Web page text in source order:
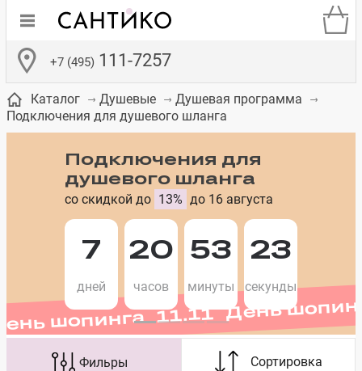
+7 (495) 111-7257
Бачки для
унитазов
Сиденья для
унитазов
Смесители для
встраиваемых
Зеркало-шкаф
Полки в ванную
комнату
Комоды в
ванную комнату
Каталог Душевые
Душевая программа
Подключения для душевого шланга
шопинга 11.11 День
Подключения для
душевого шланга
со скидкой до 13% до 16 августа
7
дней
20
часов
53
минуты
23
секунды